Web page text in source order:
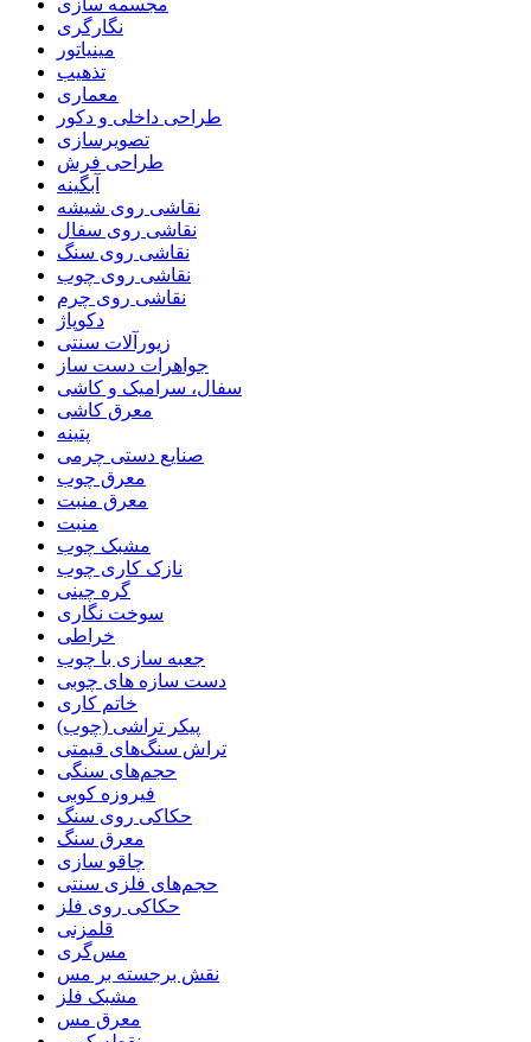
مجسمه سازی
نگارگری
مینیاتور
تذهیب
معماری
طراحی داخلی و دکور
تصویرسازی
طراحی فرش
آبگینه
نقاشی روی شیشه
نقاشی روی سفال
نقاشی روی سنگ
نقاشی روی چوب
نقاشی روی چرم
دکوپاژ
زیورآلات سنتی
جواهرات دست ساز
سفال، سرامیک و کاشی
معرق کاشی
پتینه
صنایع دستی چرمی
معرق چوب
معرق منبت
منبت
مشبک چوب
نازک کاری چوب
گره چینی
سوخت نگاری
خراطی
جعبه سازی با چوب
دست سازه های چوبی
خاتم کاری
پیکر تراشی (چوب)
تراش سنگ‌های قیمتی
حجم‌های سنگی
فیروزه کوبی
حکاکی روی سنگ
معرق سنگ
چاقو سازی
حجم‌های فلزی سنتی
حکاکی روی فلز
قلمزنی
مس‌گری
نقش برجسته بر مس
مشبک فلز
معرق مس